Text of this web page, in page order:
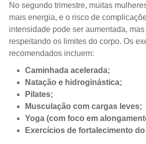
No segundo trimestre, muitas
mais energia, e o risco de
intensidade pode ser aumentada,
respeitando os limites do corpo. Os
recomendados incluem:
Caminhada acelerada;
Natação e hidroginástica;
Pilates;
Musculação com cargas leves;
Yoga (com foco em
Exercícios de fortalecimento